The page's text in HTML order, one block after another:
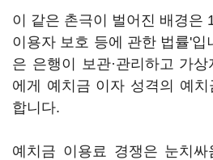
이 같은 촌극이 벌어진 배경은
이용자 보호 등에 관한 법률'입
은 은행이 보관·관리하고 가
에게 예치금 이자 성격의 예
합니다.
예치금 이용료 경쟁은 눈치싸